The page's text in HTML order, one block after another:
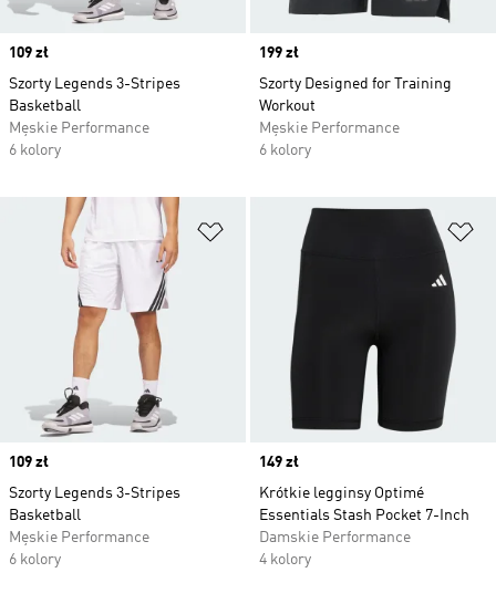
Price
109 zł
Szorty Legends 3-Stripes
Basketball
Męskie Performance
6 kolory
Price
199 zł
Szorty Designed for Training
Workout
Męskie Performance
6 kolory
Dodaj do listy życzeń
Price
109 zł
Szorty Legends 3-Stripes
Basketball
Męskie Performance
6 kolory
Price
149 zł
Krótkie legginsy Optimé
Essentials Stash Pocket 7-Inch
Damskie Performance
4 kolory